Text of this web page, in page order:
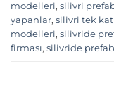
modelleri, silivri
yapanlar, silivri tek
modelleri, silivride
firması, silivride